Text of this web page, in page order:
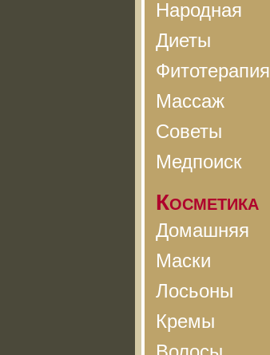
Народная
Диеты
Фитотерапия
Массаж
Советы
Медпоиск
Косметика
Домашняя
Маски
Лосьоны
Кремы